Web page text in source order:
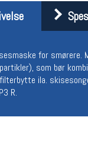
for smørere.
som bør
ila.
R.
du oss